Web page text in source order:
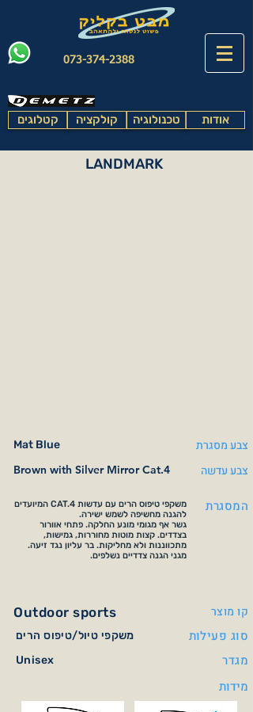
073-374-2388
קטלוגים קולקציה טכנולוגיה אודות
LANDMARK
Mat Blue צבע מסגרת
Brown with Silver Mirror Cat.4 צבע עדשה
משקפי טיפוס הרים עם עדשות CAT.4 המיועדים
להגנה מחשיפה לשמש ישירה.
גשר אף מגומי מונע החלקה. פתחי אוורור
בצדדים. קצות מוטות מחוררות, גמישות,
מתכווננות ולא מחליקות. בר עליון נגד זיעה.
מגני הגנה צדדיים נשלפים.
המסגרת
Outdoor sports קו מוצר
משקפי טיול/טיפוס הרים סוג פעילות
Unisex
מגדר
מידות